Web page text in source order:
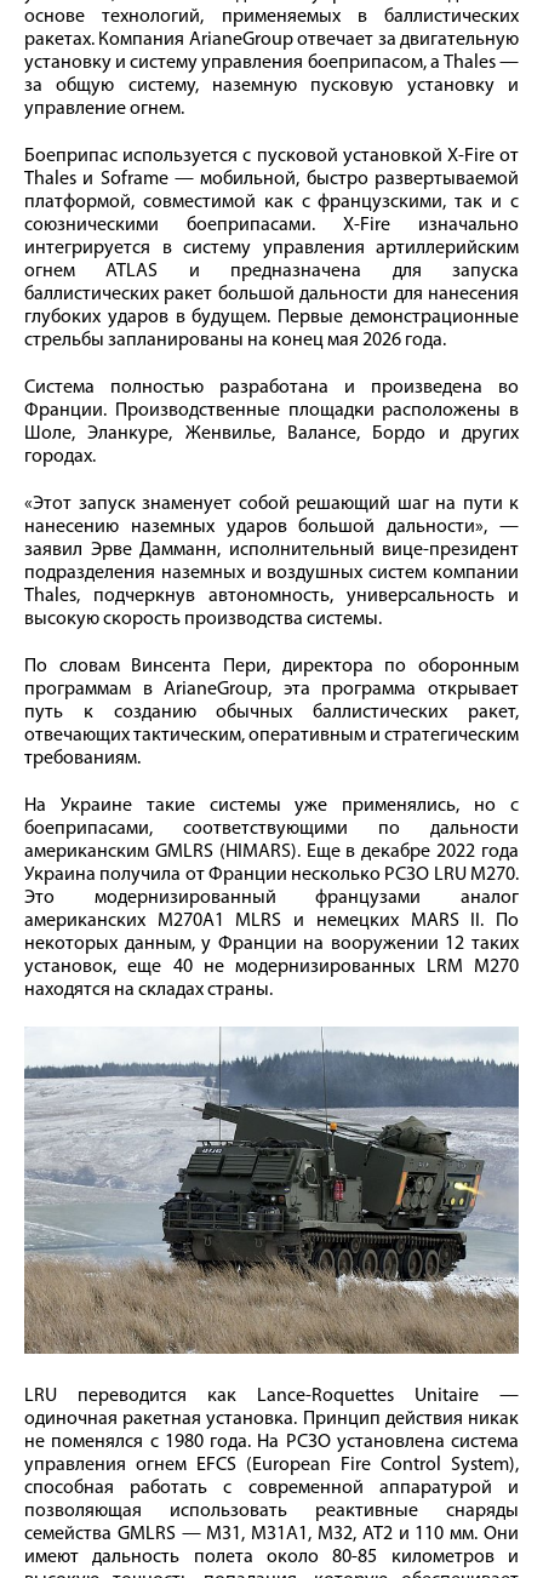
основе технологий, применяемых в баллистических
ракетах. Компания ArianeGroup отвечает за двигательную
установку и систему управления боеприпасом, а Thales —
за общую систему, наземную пусковую установку и
управление огнем.
Боеприпас используется с пусковой установкой X-Fire от
Thales и Soframe — мобильной, быстро развертываемой
платформой, совместимой как с французскими, так и с
союзническими боеприпасами. X-Fire изначально
интегрируется в систему управления артиллерийским
огнем ATLAS и предназначена для запуска
баллистических ракет большой дальности для нанесения
глубоких ударов в будущем. Первые демонстрационные
стрельбы запланированы на конец мая 2026 года.
Система полностью разработана и произведена во
Франции. Производственные площадки расположены в
Шоле, Эланкуре, Женвилье, Валансе, Бордо и других
городах.
«Этот запуск знаменует собой решающий шаг на пути к
нанесению наземных ударов большой дальности», —
заявил Эрве Дамманн, исполнительный вице-президент
подразделения наземных и воздушных систем компании
Thales, подчеркнув автономность, универсальность и
высокую скорость производства системы.
По словам Винсента Пери, директора по оборонным
программам в ArianeGroup, эта программа открывает
путь к созданию обычных баллистических ракет,
отвечающих тактическим, оперативным и стратегическим
требованиям.
На Украине такие системы уже применялись, но с
боеприпасами, соответствующими по дальности
американским GMLRS (HIMARS). Еще в декабре 2022 года
Украина получила от Франции несколько РСЗО LRU M270.
Это модернизированный французами аналог
американских M270A1 MLRS и немецких MARS II. По
некоторых данным, у Франции на вооружении 12 таких
установок, еще 40 не модернизированных LRM M270
находятся на складах страны.
LRU переводится как Lance-Roquettes Unitaire —
одиночная ракетная установка. Принцип действия никак
не поменялся с 1980 года. На РСЗО установлена система
управления огнем EFCS (European Fire Control System),
способная работать с современной аппаратурой и
позволяющая использовать реактивные снаряды
семейства GMLRS — M31, M31A1, M32, AT2 и 110 мм. Они
имеют дальность полета около 80-85 километров и